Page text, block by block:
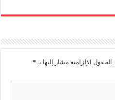
الحقول الإلزامية مشار إليها بـ *